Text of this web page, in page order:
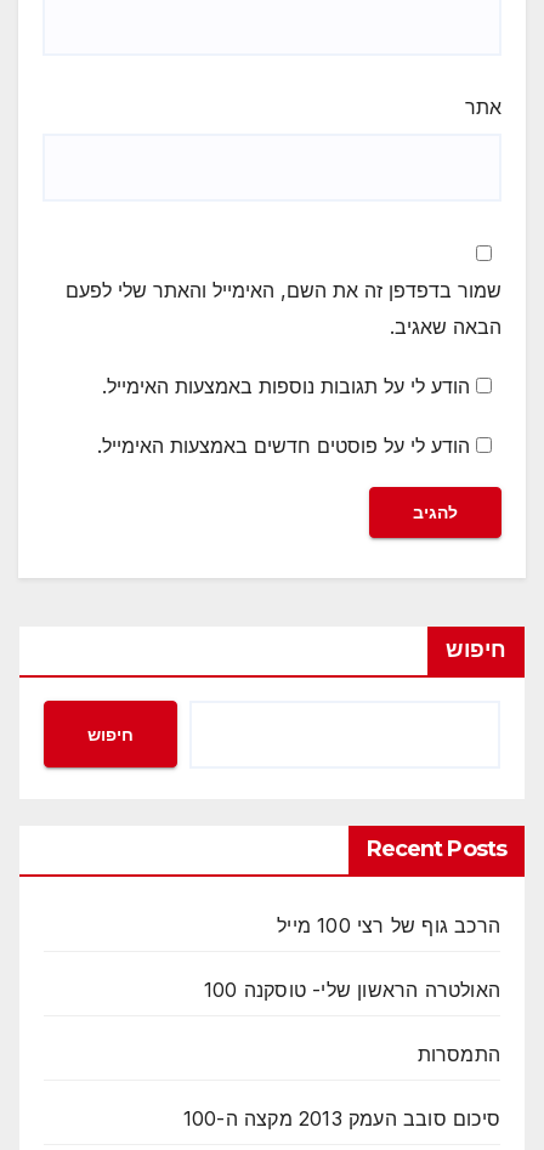
אתר
שמור בדפדפן זה את השם, האימייל והאתר שלי לפעם
הבאה שאגיב.
הודע לי על תגובות נוספות באמצעות האימייל.
הודע לי על פוסטים חדשים באמצעות האימייל.
חיפוש
חיפוש
Recent Posts
הרכב גוף של רצי 100 מייל
האולטרה הראשון שלי- טוסקנה 100
התמסרות
סיכום סובב העמק 2013 מקצה ה-100